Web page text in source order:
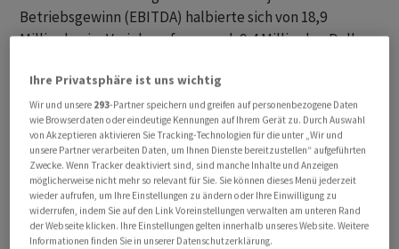
Betriebsgewinn (EBITDA) halbierte sich von 18,9
Milliarden im Vorjahr auf nun noch 9,4 Milliarden Dollar.
das Resultat 6,3 Milliarden Dollar nach 15,4 Milliarden.
Noch im letzten Jahr hatte Glencore vom hohen Niveau
der Rohstoffpreise und dem ausserordentlich
florierenden Handelsgeschäft profitiert. Nun brach der
Gewinn auf 4,6 Milliarden ein, nachdem sich das
Ergebnis im Vorjahr auf 12,1 fast verzehnfacht hatte.
Ihre Privatsphäre ist uns wichtig
Wir und unsere 293-Partner speichern und greifen auf personenbezogene Daten
wie Browserdaten oder eindeutige Kennungen auf Ihrem Gerät zu. Durch Auswahl
von Akzeptieren aktivieren Sie Tracking-Technologien für die unter „Wir und
unsere Partner verarbeiten Daten, um Ihnen Dienste bereitzustellen“ aufgeführten
Zwecke. Wenn Tracker deaktiviert sind, sind manche Inhalte und Anzeigen
möglicherweise nicht mehr so relevant für Sie. Sie können dieses Menü jederzeit
wieder aufrufen, um Ihre Einstellungen zu ändern oder Ihre Einwilligung zu
widerrufen, indem Sie auf den Link Voreinstellungen verwalten am unteren Rand
der Webseite klicken. Ihre Einstellungen gelten innerhalb unseres Website. Weitere
Informationen finden Sie in unserer Datenschutzerklärung.